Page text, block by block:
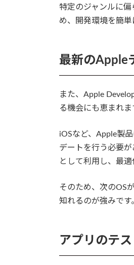
特定のジャンルに
め、開発環境を簡単
最新のApple
また、Apple
る機会にも恵まれま
iOSなど、Apple製
デートを行う必要
として利用し、最適
そのため、次のOS
知れるのが強みです
アプリのテ